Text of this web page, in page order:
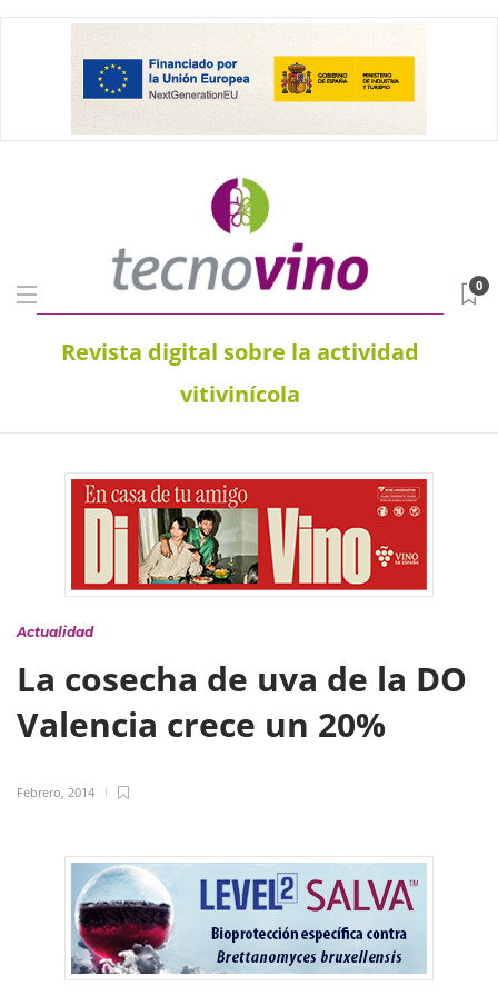
Revista digital sobre la actividad
vitivinícola
0
Actualidad
La cosecha de uva de la DO
Valencia crece un 20%
Febrero, 2014